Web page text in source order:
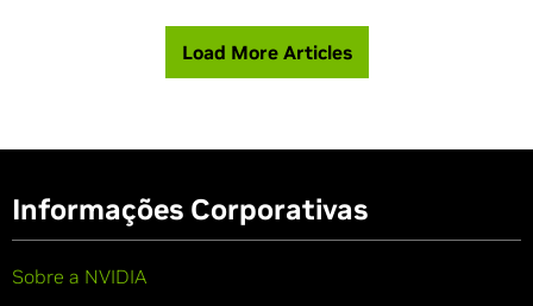
Load More Articles
Informações Corporativas
Sobre a NVIDIA